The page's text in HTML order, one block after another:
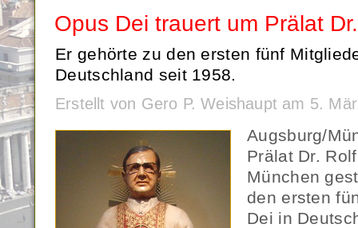
Opus Dei trauert um Prälat
Er gehörte zu den ersten fünf
Deutschland seit 1958.
Erstellt von Gero P. Weishaupt am 5.
Augsburg/
Prälat Dr.
München
den ersten
Dei in